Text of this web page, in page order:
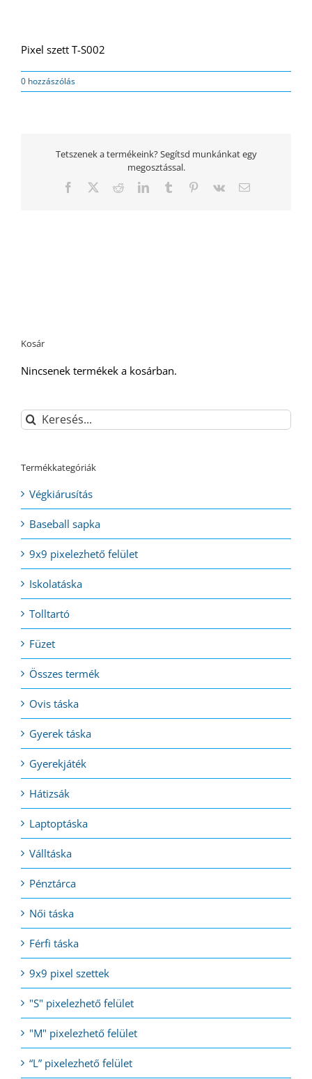
Pixel szett T-S002
0 hozzászólás
Tetszenek a termékeink? Segítsd munkánkat egy
megosztással.
Facebook
TwitterRedditLinkedInTumblr Pinterest
Vk Email:
Kosár
Nincsenek termékek a kosárban.
Keresés...
Termékkategóriák
Végkiárusítás
Baseball sapka
9x9 pixelezhető felület
Iskolatáska
Tolltartó
Füzet
Összes termék
Ovis táska
Gyerek táska
Gyerekjáték
Hátizsák
Laptoptáska
Válltáska
Pénztárca
Női táska
Férfi táska
9x9 pixel szettek
"S" pixelezhető felület
"M" pixelezhető felület
“L” pixelezhető felület